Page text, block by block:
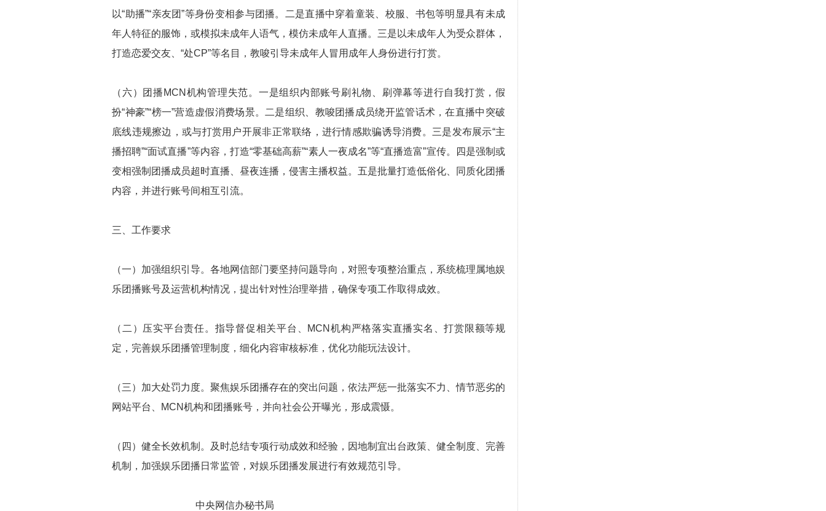
以“助播”“亲友团”等身份变相参与团播。二是直播中穿着童装、校服、书包等明显具有未成
年人特征的服饰，或模拟未成年人语气，模仿未成年人直播。三是以未成年人为受众群体，
打造恋爱交友、“处CP”等名目，教唆引导未成年人冒用成年人身份进行打赏。
（六）团播MCN机构管理失范。一是组织内部账号刷礼物、刷弹幕等进行自我打赏，假
扮“神豪”“榜一”营造虚假消费场景。二是组织、教唆团播成员绕开监管话术，在直播中突破
底线违规擦边，或与打赏用户开展非正常联络，进行情感欺骗诱导消费。三是发布展示“主
播招聘”“面试直播”等内容，打造“零基础高薪”“素人一夜成名”等“直播造富”宣传。四是强制或
变相强制团播成员超时直播、昼夜连播，侵害主播权益。五是批量打造低俗化、同质化团播
内容，并进行账号间相互引流。
三、工作要求
（一）加强组织引导。各地网信部门要坚持问题导向，对照专项整治重点，系统梳理属地娱
乐团播账号及运营机构情况，提出针对性治理举措，确保专项工作取得成效。
（二）压实平台责任。指导督促相关平台、MCN机构严格落实直播实名、打赏限额等规
定，完善娱乐团播管理制度，细化内容审核标准，优化功能玩法设计。
（三）加大处罚力度。聚焦娱乐团播存在的突出问题，依法严惩一批落实不力、情节恶劣的
网站平台、MCN机构和团播账号，并向社会公开曝光，形成震慑。
（四）健全长效机制。及时总结专项行动成效和经验，因地制宜出台政策、健全制度、完善
机制，加强娱乐团播日常监管，对娱乐团播发展进行有效规范引导。
中央网信办秘书局